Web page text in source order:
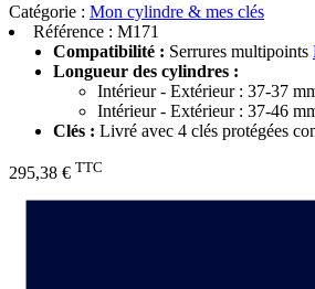
Catégorie : Mon cylindre & mes clés
Référence : M171
Compatibilité : Serrures multipoints
Longueur des cylindres :
Intérieur - Extérieur : 37-37
Intérieur - Extérieur : 37-46
Clés : Livré avec 4 clés protégées
295,38 € TTC